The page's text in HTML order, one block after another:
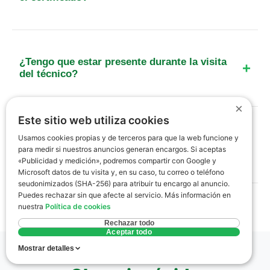
euros para el propietario.
¿Tengo que estar presente durante la visita
del técnico?
Es necesario que alguien facilite el acceso al
inmueble al técnico para que pueda realizar las
instalaciones de agua caliente y calefacción.
¿Qué pasa si mi casa en Cumbres Mayores
saca una letra muy baja?
No pasa nada negativo para la venta o alquiler;
simplemente informa al interesado sobre el
consumo. El certificado incluirá recomendaciones
de mejora para subir de letra en el futuro.
×
Este sitio web utiliza cookies
Usamos cookies propias y de terceros para que la web funcione y
para medir si nuestros anuncios generan encargos. Si aceptas
«Publicidad y medición», podremos compartir con Google y
Microsoft datos de tu visita y, en su caso, tu correo o teléfono
seudonimizados (SHA-256) para atribuir tu encargo al anuncio.
Puedes rechazar sin que afecte al servicio. Más información en
nuestra Política de cookies
Rechazar todo
Aceptar todo
Mostrar detalles